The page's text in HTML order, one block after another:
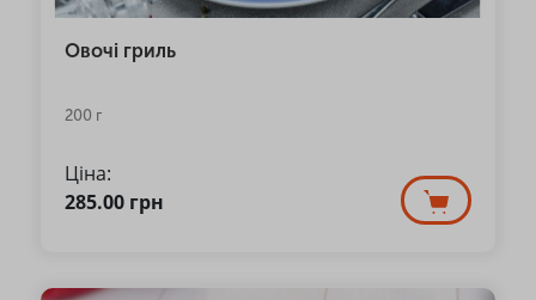
Овочі гриль
200 г
Ціна:
285.00 грн